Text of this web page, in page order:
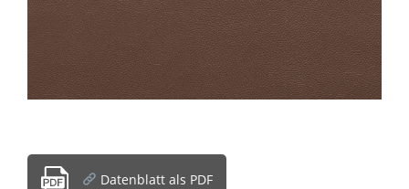
Datenblatt als PDF